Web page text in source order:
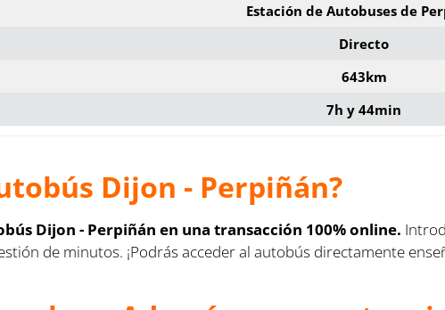
Estación de Autobuses de
Directo
643km
7h y 44min
Dijon - Perpiñán?
Dijon - Perpiñán en una transacción 100% online.
de minutos. ¡Podrás acceder al autobús directamente